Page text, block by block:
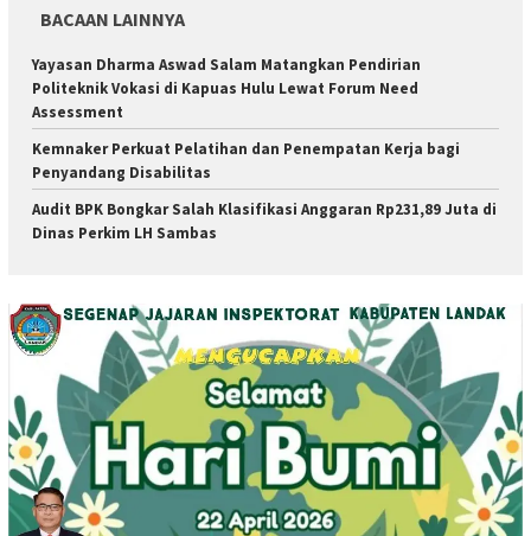
BACAAN LAINNYA
Yayasan Dharma Aswad Salam Matangkan Pendirian
Politeknik Vokasi di Kapuas Hulu Lewat Forum Need
Assessment
Kemnaker Perkuat Pelatihan dan Penempatan Kerja bagi
Penyandang Disabilitas
Audit BPK Bongkar Salah Klasifikasi Anggaran Rp231,89 Juta di
Dinas Perkim LH Sambas